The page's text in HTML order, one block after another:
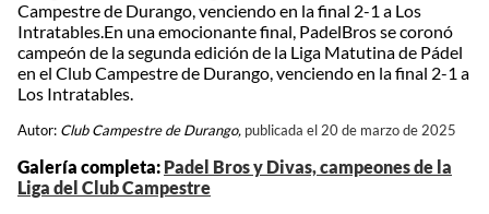
Campestre de Durango, venciendo en la final 2-1 a Los
Intratables.En una emocionante final, PadelBros se coronó
campeón de la segunda edición de la Liga Matutina de Pádel
en el Club Campestre de Durango, venciendo en la final 2-1 a
Los Intratables.
Autor: Club Campestre de Durango, publicada el 20 de marzo de 2025
Galería completa: Padel Bros y Divas, campeones de la
Liga del Club Campestre